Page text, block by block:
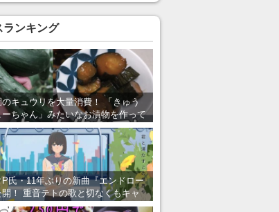
ランキング
キュウリを大量消費！ 「きゅう
ちゃん」みたいなお漬物を作って
氏・11年ぶりの新曲『エンドロー
開！ 重音テトの歌と切なくもキャ
ロディーが胸にしみる